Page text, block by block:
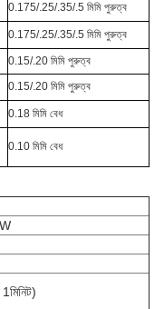
0.175/.25/.35/.5 মিমি পুরুত্ব
0.175/.25/.35/.5 মিমি পুরুত্ব
0.15/.20 মিমি পুরুত্ব
0.15/.20 মিমি পুরুত্ব
0.18 মিমি বেধ
0.10 মিমি বেধ